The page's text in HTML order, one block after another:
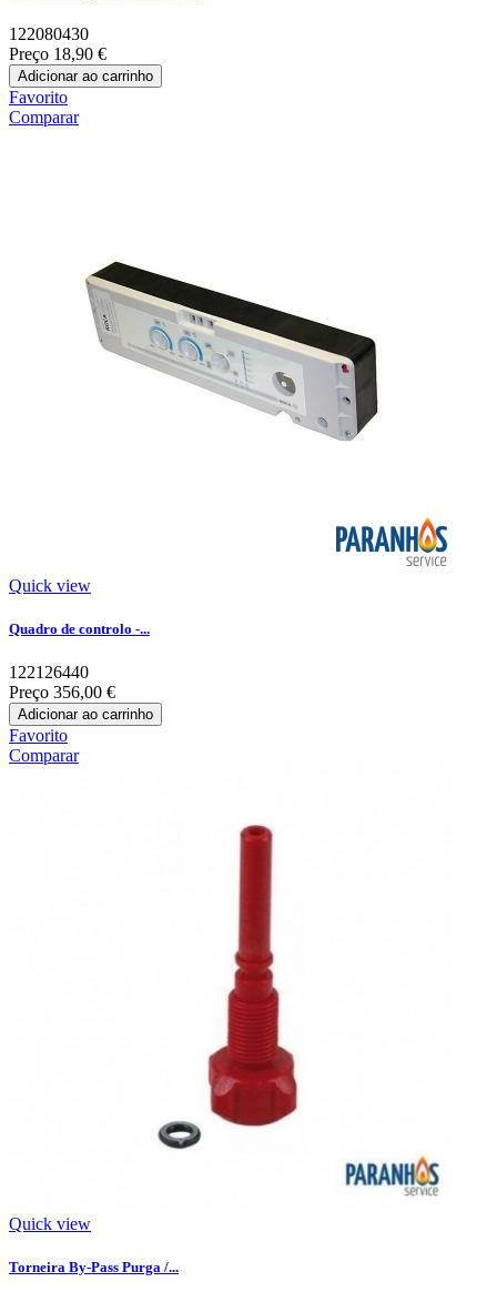
122080430
Preço 18,90 €
Adicionar ao carrinho
Favorito
Comparar
Quick view
Quadro de controlo -...
122126440
Preço 356,00 €
Adicionar ao carrinho
Favorito
Comparar
Quick view
Torneira By-Pass Purga /...